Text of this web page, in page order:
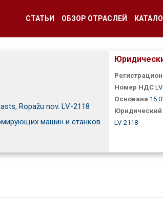
СТАТЬИ ОБЗОР ОТРАСЛЕЙ
Ropažu nov. LV-2118
машин и станков
Номер НДС
Основана
Юридический
LV-2118